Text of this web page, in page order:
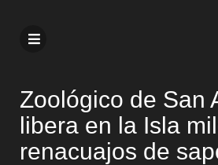
Zoológico de San
libera en la Isla
renacuajos de